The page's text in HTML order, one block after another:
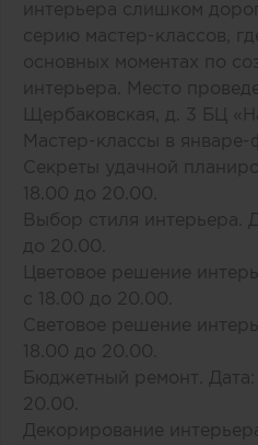
интерьера слишком
серию мастер-классов,
основных моментах по
интерьера. Место
Щербаковская, д. 3 БЦ
Мастер-классы в январе-
Секреты удачной
18.00 до 20.00.
Выбор стиля интерьера.
до 20.00.
Цветовое решение
с 18.00 до 20.00.
Световое решение
18.00 до 20.00.
Бюджетный ремонт. Дата:
20.00.
Декорирование